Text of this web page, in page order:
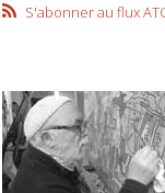
S'abonner au flux